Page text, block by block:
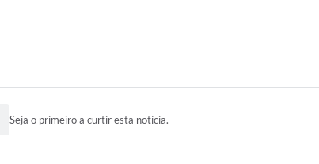
Seja o primeiro a curtir esta notícia.